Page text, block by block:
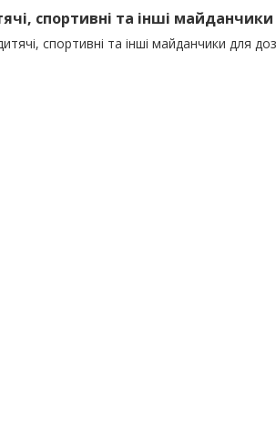
спортивні та інші
спортивні та інші майданчики для